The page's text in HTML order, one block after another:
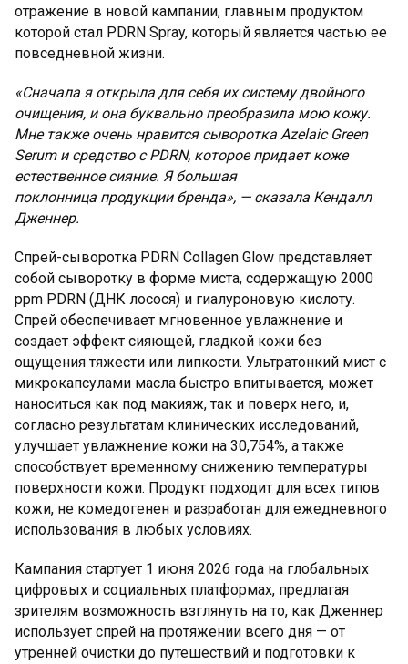
отражение в новой кампании, главным продуктом
которой стал PDRN Spray, который является частью ее
повседневной жизни.
«Сначала я открыла для себя их систему двойного
очищения, и она буквально преобразила мою кожу.
Мне также очень нравится сыворотка Azelaic Green
Serum и средство с PDRN, которое придает коже
естественное сияние. Я большая
поклонница продукции бренда», — сказала Кендалл
Дженнер.
Спрей-сыворотка PDRN Collagen Glow представляет
собой сыворотку в форме миста, содержащую 2000
ppm PDRN (ДНК лосося) и гиалуроновую кислоту.
Спрей обеспечивает мгновенное увлажнение и
создает эффект сияющей, гладкой кожи без
ощущения тяжести или липкости. Ультратонкий мист с
микрокапсулами масла быстро впитывается, может
наноситься как под макияж, так и поверх него, и,
согласно результатам клинических исследований,
улучшает увлажнение кожи на 30,754%, а также
способствует временному снижению температуры
поверхности кожи. Продукт подходит для всех типов
кожи, не комедогенен и разработан для ежедневного
использования в любых условиях.
Кампания стартует 1 июня 2026 года на глобальных
цифровых и социальных платформах, предлагая
зрителям возможность взглянуть на то, как Дженнер
использует спрей на протяжении всего дня — от
утренней очистки до путешествий и подготовки к